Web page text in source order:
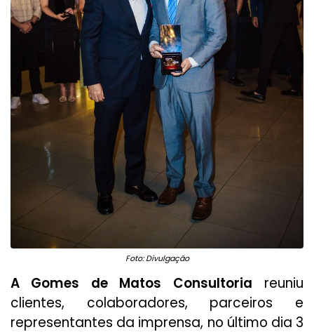
Foto: Divulgação
A Gomes de Matos Consultoria reuniu
clientes, colaboradores, parceiros e
representantes da imprensa, no último dia 3